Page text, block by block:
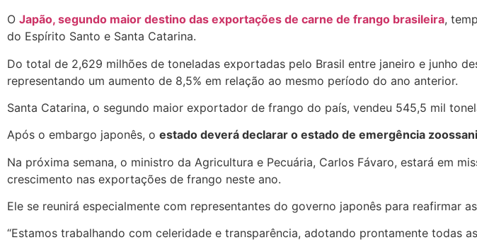
O Japão, segundo maior destino das exportações de carne de frango brasileira,
do Espírito Santo e Santa Catarina.
Do total de 2,629 milhões de toneladas exportadas pelo Brasil entre janeiro e junho
representando um aumento de 8,5% em relação ao mesmo período do ano anterior.
Santa Catarina, o segundo maior exportador de frango do país, vendeu 545,5 mil
Após o embargo japonês, o estado deverá declarar o estado de emergência
Na próxima semana, o ministro da Agricultura e Pecuária, Carlos Fávaro, estará em
crescimento nas exportações de frango neste ano.
Ele se reunirá especialmente com representantes do governo japonês para reafirmar
“Estamos trabalhando com celeridade e transparência, adotando prontamente todas